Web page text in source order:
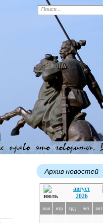
Архив новостей
август
2026
пон втр срд чет пят